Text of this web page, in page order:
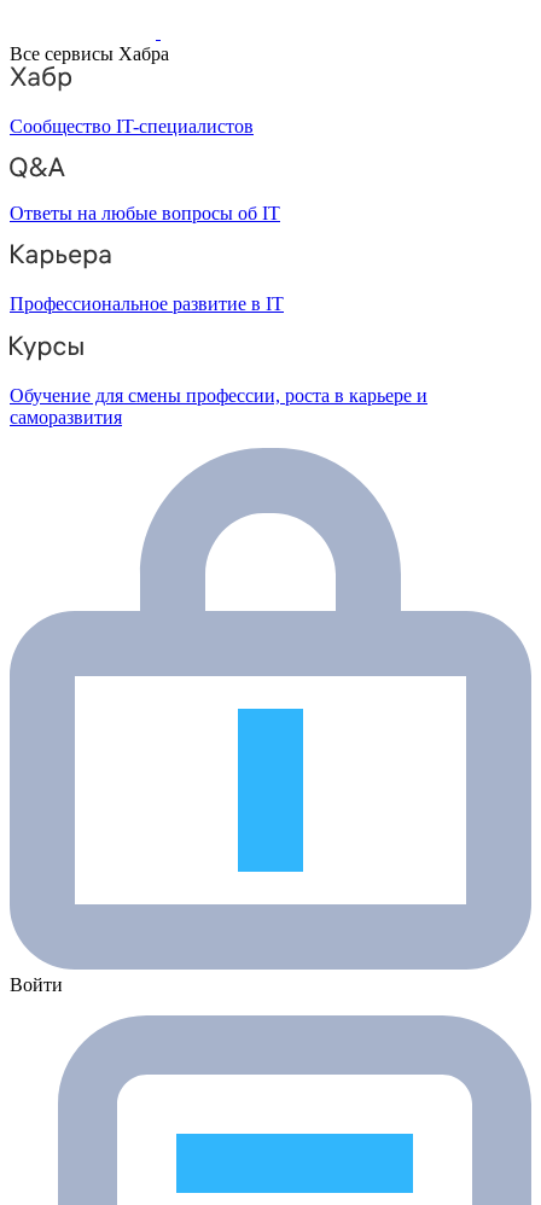
Все сервисы Хабра
Сообщество IT-специалистов
Ответы на любые вопросы об IT
Профессиональное развитие в IT
Обучение для смены профессии, роста в карьере и
саморазвития
Войти